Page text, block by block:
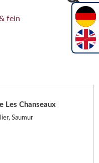
fein
Les Chanseaux
Saumur